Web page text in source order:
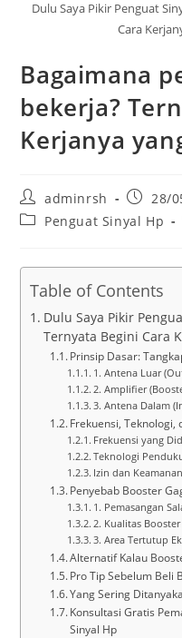
Dulu Saya Pikir Penguat
Cara
Bagaimana
bekerja?
Kerjanya
Post
author:
adminrsh
Post28/
PostPenguat Sinyal Hp
Table of Contents
Dulu Saya Pikir
Ternyata Begini Cara
Prinsip Dasar:
1. Antena Luar
2. Amplifier
3. Antena Dalam
Frekuensi, Teknologi,
Frekuensi yang
Teknologi
Izin dan Keamanan
Penyebab Booster
1. Pemasangan
2. Kualitas Booster
3. Area Tertutup
Alternatif Kalau
Pro Tip Sebelum Beli
Yang Sering
Konsultasi Gratis
Sinyal Hp